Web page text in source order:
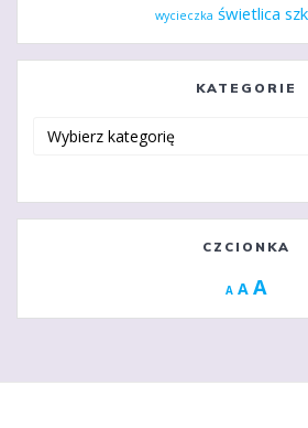
wycieczka świetlica
KATEGORIE
CZCIONKA
A Decrease
A Reset
A